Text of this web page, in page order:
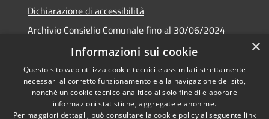
Dichiarazione di accessibilità
Archivio Consiglio Comunale fino al 30/06/2024
Consiglio Comunale Online
RSS
Copyright © 2026 • Comune di
×
Informazioni sui cookie
Questo sito web utilizza cookie tecnici e assimilati strettamente
necessari al corretto funzionamento e alla navigazione del sito,
nonché un cookie tecnico analitico al solo fine di elaborare
informazioni statistiche, aggregate e anonime.
Per maggiori dettagli, può consultare la cookie policy al seguente link